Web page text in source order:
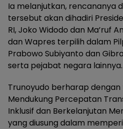
Ia melanjutkan, rencananya
tersebut akan dihadiri
RI, Joko Widodo dan Ma’ruf
dan Wapres terpilih dalam
Prabowo Subiyanto dan
serta pejabat negara lainnya.
Trunoyudo berharap dengan
Mendukung Percepatan
Inklusif dan Berkelanjutan
yang diusung dalam